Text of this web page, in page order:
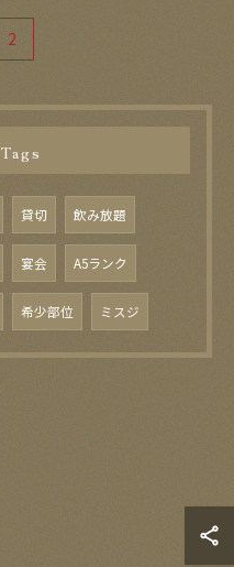
2
Tags
貸切 飲み放題
宴会 A5ランク
希少部位 ミスジ